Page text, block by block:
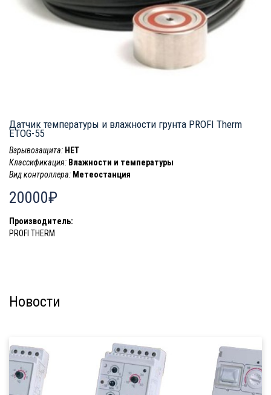
Датчик температуры и влажности грунта PROFI Therm
ETOG-55
Взрывозащита: НЕТ
Классификация: Влажности и температуры
Вид контроллера: Метеостанция
20000₽
Производитель:
PROFI THERM
Новости